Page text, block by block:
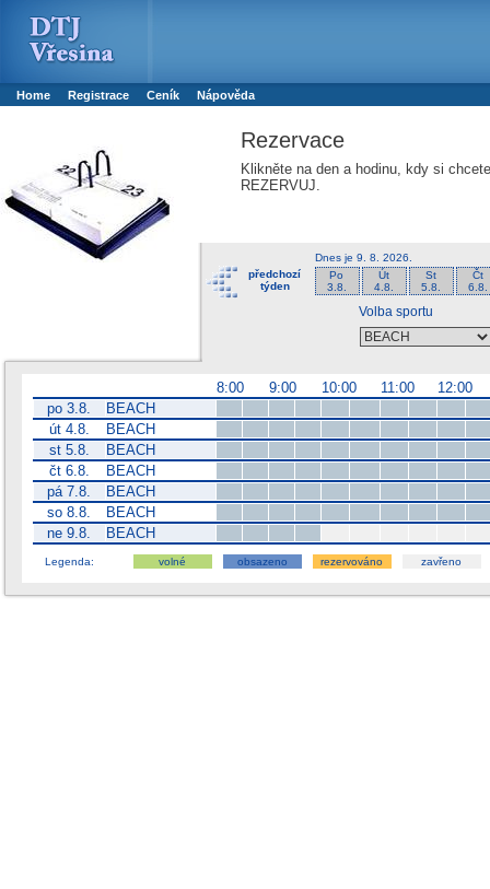
Rezervujse - Port�l pro online rezervace sportu
Home Registrace Ceník Nápověda
Rezervace
Klikněte na den a hodinu, kdy si
REZERVUJ.
předchozí
týden
Dnes je9. 8. 2026
Po
3.8.
Út
4.8.
St
5.8.
Čt
6.8.
Volba sportu
8:00 9:00 10:00 11:00
12:00
po 3.8.
BEACH
út 4.8.
BEACH
st 5.8.
BEACH
čt 6.8.
BEACH
pá 7.8.
BEACH
so 8.8.
BEACH
ne 9.8.
BEACH
Legenda: volné obsazeno rezervováno zavřeno